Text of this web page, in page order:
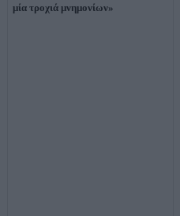
μία τροχιά μνημονίων»